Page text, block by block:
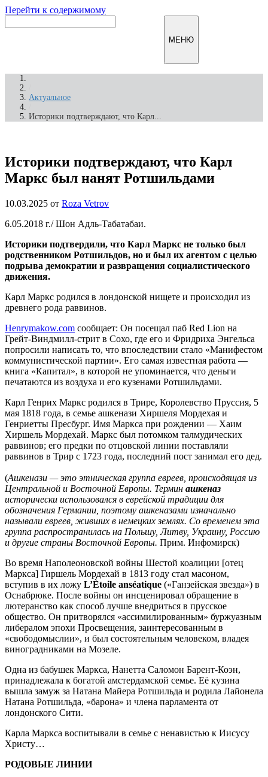
Перейти к содержимому
МЕНЮ
Актуальное
Историки подтверждают, что Карл...
Историки подтверждают, что Карл
Маркс был нанят Ротшильдами
10.03.2025 от Roza Vetrov
6.05.2018 г./ Шон Адль-Табатабаи.
Историки подтвердили, что Карл Маркс не только был
родственником Ротшильдов, но и был их агентом с целью
подрыва демократии и развращения социалистического
движения.
Карл Маркс родился в лондонской нищете и происходил из
древнего рода раввинов.
Henrymakow.com сообщает: Он посещал паб Red Lion на
Грейт-Виндмилл-стрит в Сохо, где его и Фридриха Энгельса
попросили написать то, что впоследствии стало «Манифестом
коммунистической партии». Его самая известная работа —
книга «Капитал», в которой не упоминается, что деньги
печатаются из воздуха и его кузенами Ротшильдами.
Карл Генрих Маркс родился в Трире, Королевство Пруссия, 5
мая 1818 года, в семье ашкенази Хиршеля Мордехая и
Генриетты Пресбург. Имя Маркса при рождении — Хаим
Хиршель Мордехай. Маркс был потомком талмудических
раввинов; его предки по отцовской линии поставляли
раввинов в Трир с 1723 года, последний пост занимал его дед.
(Ашкенази — это этническая группа евреев, происходящая из
Центральной и Восточной Европы. Термин ашкеназ
исторически использовался в еврейской традиции для
обозначения Германии, поэтому ашкеназами изначально
называли евреев, живших в немецких землях. Со временем эта
группа распространилась на Польшу, Литву, Украину, Россию
и другие страны Восточной Европы. Прим. Инфомирск)
Во время Наполеоновской войны Шестой коалиции [отец
Маркса] Гиршель Мордехай в 1813 году стал масоном,
вступив в их ложу L’Ètoile anséatique («Ганзейская звезда») в
Оснабрюке. После войны он инсценировал обращение в
лютеранство как способ лучше внедриться в прусское
общество. Он притворялся «ассимилированным» буржуазным
либералом эпохи Просвещения, заинтересованным в
«свободомыслии», и был состоятельным человеком, владея
виноградниками на Мозеле.
Одна из бабушек Маркса, Нанетта Саломон Барент-Коэн,
принадлежала к богатой амстердамской семье. Её кузина
вышла замуж за Натана Майера Ротшильда и родила Лайонела
Натана Ротшильда, «барона» и члена парламента от
лондонского Сити.
Карла Маркса воспитывали в семье с ненавистью к Иисусу
Христу…
РОДОВЫЕ ЛИНИИ